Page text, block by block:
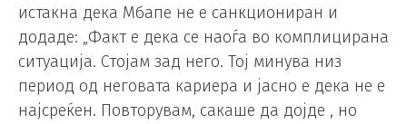
истакна дека Мбапе не е санкциониран и
додаде: „Факт е дека се наоѓа во комплицирана
ситуација. Стојам зад него. Тој минува низ
период од неговата кариера и јасно е дека не е
најсреќен. Повторувам, сакаше да дојде , но